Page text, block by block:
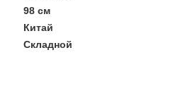
98 см
Китай
Складной